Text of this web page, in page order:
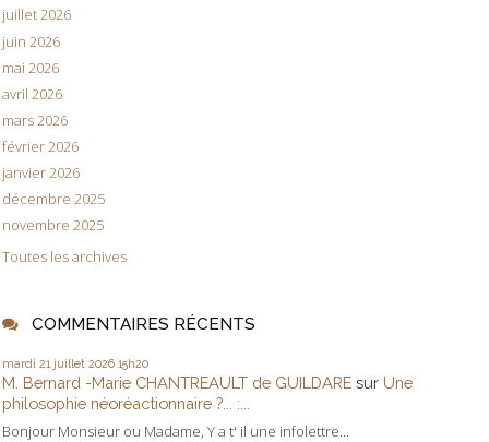
juillet 2026
juin 2026
mai 2026
avril 2026
mars 2026
février 2026
janvier 2026
décembre 2025
novembre 2025
Toutes les archives
COMMENTAIRES RÉCENTS
mardi 21 juillet 2026 15h20
M. Bernard -Marie CHANTREAULT de GUILDARE sur Une
philosophie néoréactionnaire ?... :...
Bonjour Monsieur ou Madame, Y a t' il une infolettre...